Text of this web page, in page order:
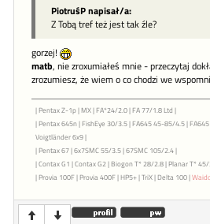
PiotruśP napisał/a:
Z Tobą tref też jest tak źle?
gorzej!
matb, nie zroxumiałeś mnie - przeczytaj
zrozumiesz, że wiem o co chodzi we
| Pentax Z-1p | MX | FA*24/2.0 | FA 77/1.8 Ltd |
| Pentax 645n | FishEye 30/3.5 | FA645 45-85/4.5 |
Voigtländer 6x9 |
| Pentax 67 | 6x7SMC 55/3.5 | 67SMC 105/2.4 |
| Contax G1 | Contax G2 | Biogon T* 28/2.8 | Planar T*
| Provia 100F | Provia 400F | HP5+ | TriX | Delta 100 |